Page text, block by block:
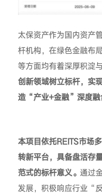
太保资产作为国内资产
杆机构，在绿色金融布
等方面均有着深厚积淀
创新领域树立标杆，实
造“产业+金融”深度融
本项目依托REITS市场
转新平台，具备盘活存
范式的标杆意义。 通过
发展，积极响应行业“